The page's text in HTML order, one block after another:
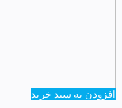
افزودن به سبد خرید